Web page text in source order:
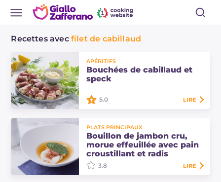
Recettes avec filet de cabillaud
APÉRITIFS
Bouchées de cabillaud et
speck
sont parfaites à servir comme
entrée ! Disposez-les au centre de la
table avec un petit bol de
mayonnaise.
5.0 LIRE
PLATS PRINCIPAUX
Bouillon de jambon cru,
morue effeuillée avec pain
croustillant et radis
3.8 LIRE